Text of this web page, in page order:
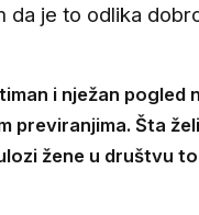
da je to odlika
i nježan pogled
previranjima. Šta
žene u društvu